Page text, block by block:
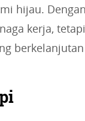
hijau.
kerja,